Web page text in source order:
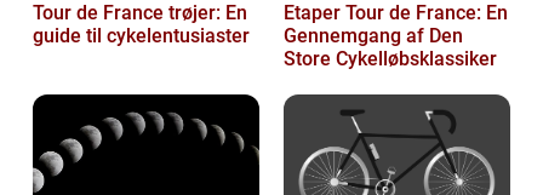
Tour de France trøjer: En
guide til cykelentusiaster
Etaper Tour de France: En
Gennemgang af Den
Store Cykelløbsklassiker